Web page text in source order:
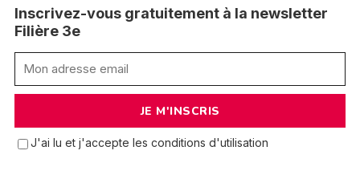
Inscrivez-vous gratuitement à la newsletter
Filière 3e
J'ai lu et j'accepte les conditions d'utilisation